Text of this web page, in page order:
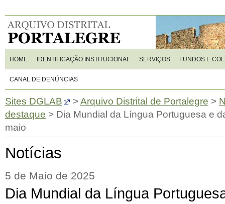
HOME IDENTIFICAÇÃO INSTITUCIONAL SERVIÇOS FUNDOS E
CANAL DE DENÚNCIAS
Sites DGLAB >Arquivo Distrital de Portalegre >
destaque > Dia Mundial da Língua Portuguesa e
maio
Notícias
5 de Maio de 2025
Dia Mundial da Língua